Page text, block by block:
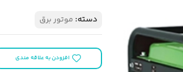
دسته: موتور برق
افزودن به علاقه مندی